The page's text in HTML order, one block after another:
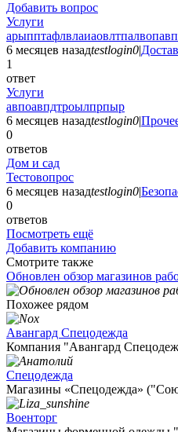
Добавить вопрос
Услуги
6 месяцев назадtestlogin0|
1
ответ
Услуги
авпоавпдтроылпрпыр
6 месяцев назадtestlogin0|
0
ответов
Дом и сад
Тестовопрос
6 месяцев назадtestlogin0|
0
ответов
Посмотреть ещё
Добавить компанию
Смотрите также
Обновлен обзор магазинов
Похожее рядом
Авангард Спецодежда
Компания "Авангард
Спецодежда
Магазины «Спецодежда»
Военторг